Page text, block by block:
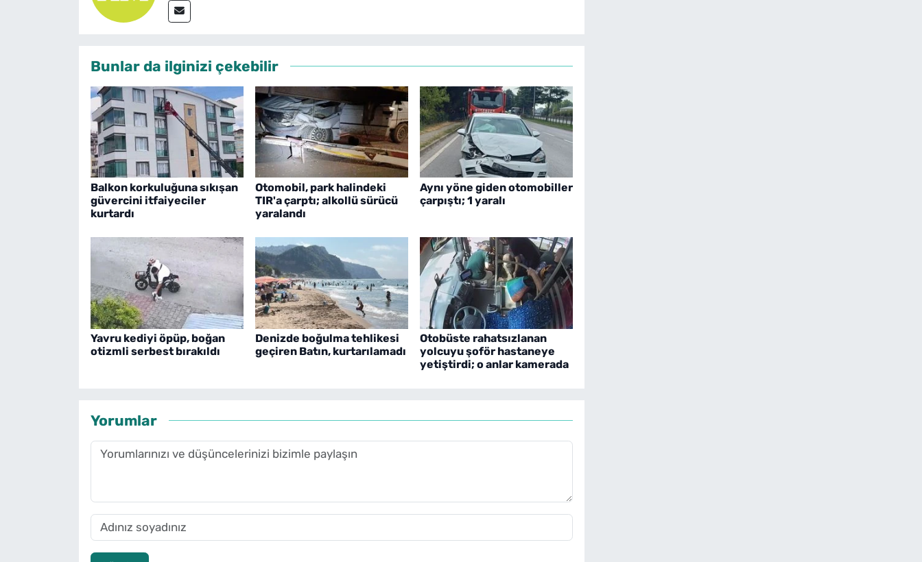
Bunlar da ilginizi çekebilir
Balkon korkuluğuna sıkışan
güvercini itfaiyeciler
kurtardı
Otomobil, park halindeki
TIR'a çarptı; alkollü sürücü
yaralandı
Aynı yöne giden otomobiller
çarpıştı; 1 yaralı
Yavru kediyi öpüp, boğan
otizmli serbest bırakıldı
Denizde boğulma tehlikesi
geçiren Batın, kurtarılamadı
Otobüste rahatsızlanan
yolcuyu şoför hastaneye
yetiştirdi; o anlar kamerada
Yorumlar